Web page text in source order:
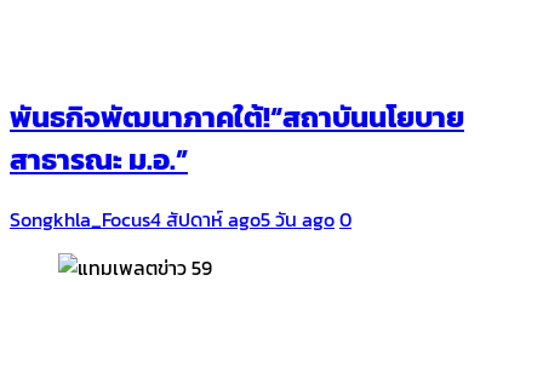
พันธกิจพัฒนาภาคใต้!“สถาบันนโยบาย
สาธารณะ ม.อ.”
Songkhla_Focus4 สัปดาห์ ago5 วัน ago0